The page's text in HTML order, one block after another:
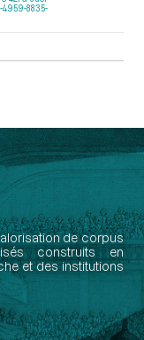
8835-
de corpus
construits en
et des institutions